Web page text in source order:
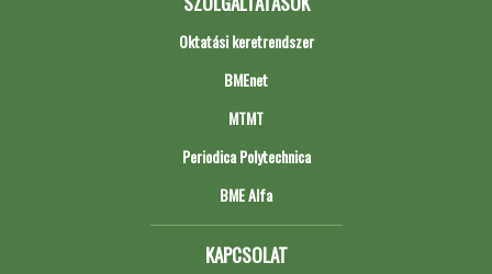
Oktatási keretrendszer
BMEnet
MTMT
Periodica Polytechnica
BME Alfa
KAPCSOLAT